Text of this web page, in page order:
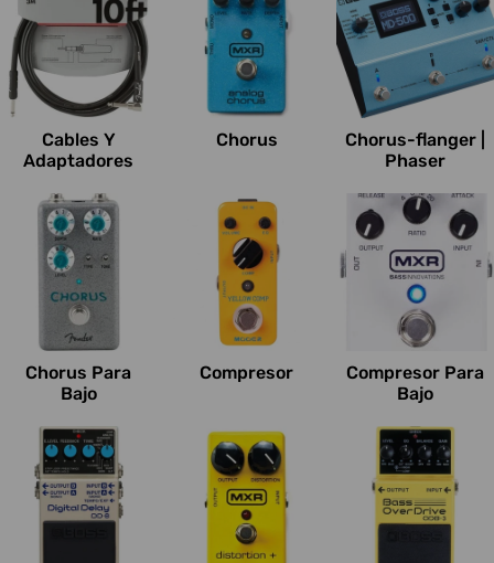
Cables Y
Adaptadores
Chorus
Chorus-flanger |
Phaser
Chorus Para
Bajo
Compresor
Compresor Para
Bajo